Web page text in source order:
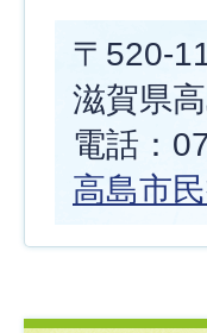
〒520-
滋賀県
電話：
高島市